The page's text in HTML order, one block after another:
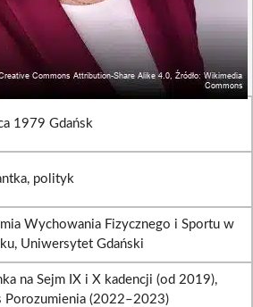
1979 Gdańsk
polityk
Wychowania Fizycznego i Sportu w
Uniwersytet Gdański
na Sejm IX i X kadencji (od 2019),
Porozumienia (2022–2023)